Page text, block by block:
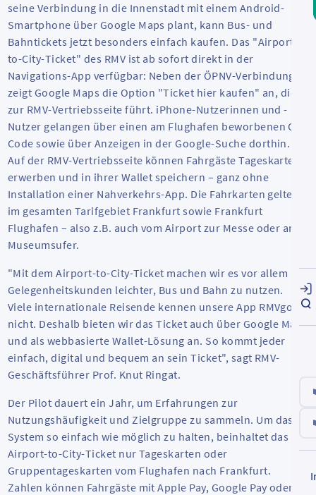
seine Verbindung in die Innenstadt mit einem Android-
Smartphone über Google Maps plant, kann Bus- und
Bahntickets jetzt besonders einfach kaufen. Das "Airport-
to-City-Ticket" des RMV ist ab sofort direkt in der
Navigations-App verfügbar: Neben der ÖPNV-Verbindung
zeigt Google Maps die Option "Ticket hier kaufen" an, die
zur RMV-Vertriebsseite führt. iPhone-Nutzerinnen und -
Nutzer gelangen über einen am Flughafen beworbenen QR-
Code sowie über Anzeigen in der Google-Suche dorthin.
Auf der RMV-Vertriebsseite können Fahrgäste Tageskarten
erwerben und in ihrer Wallet speichern – ganz ohne
Installation einer Nahverkehrs-App. Die Fahrkarten gelten
im gesamten Tarifgebiet Frankfurt sowie Frankfurt
Flughafen – also z.B. auch vom Airport zur Messe oder ans
Museumsufer.
"Mit demAirport-to-City-Ticket machen wir es vor allem
Gelegenheitskunden leichter, Bus und Bahn zu nutzen.
Viele internationale Reisende kennen unsere App RMVgo
nicht. Deshalb bieten wir das Ticket auch über Google Maps
und als webbasierte Wallet-Lösung an. So kommt jeder
einfach, digital und bequem an sein Ticket", sagt RMV-
Geschäftsführer Prof. Knut Ringat.
Der Pilot dauert ein Jahr, um Erfahrungen zur
Nutzungshäufigkeit und Zielgruppe zu sammeln. Um das
System so einfach wie möglich zu halten, beinhaltet das
Airport-to-City-Ticket nur Tageskarten oder
Gruppentageskarten vom Flughafen nach Frankfurt.
Zahlen können Fahrgäste mit Apple Pay, Google Pay oder